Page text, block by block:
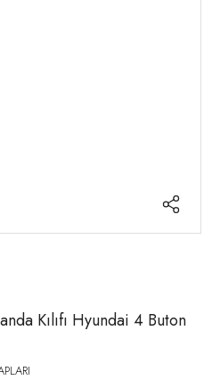
Kılıfı Hyundai 4 Buton